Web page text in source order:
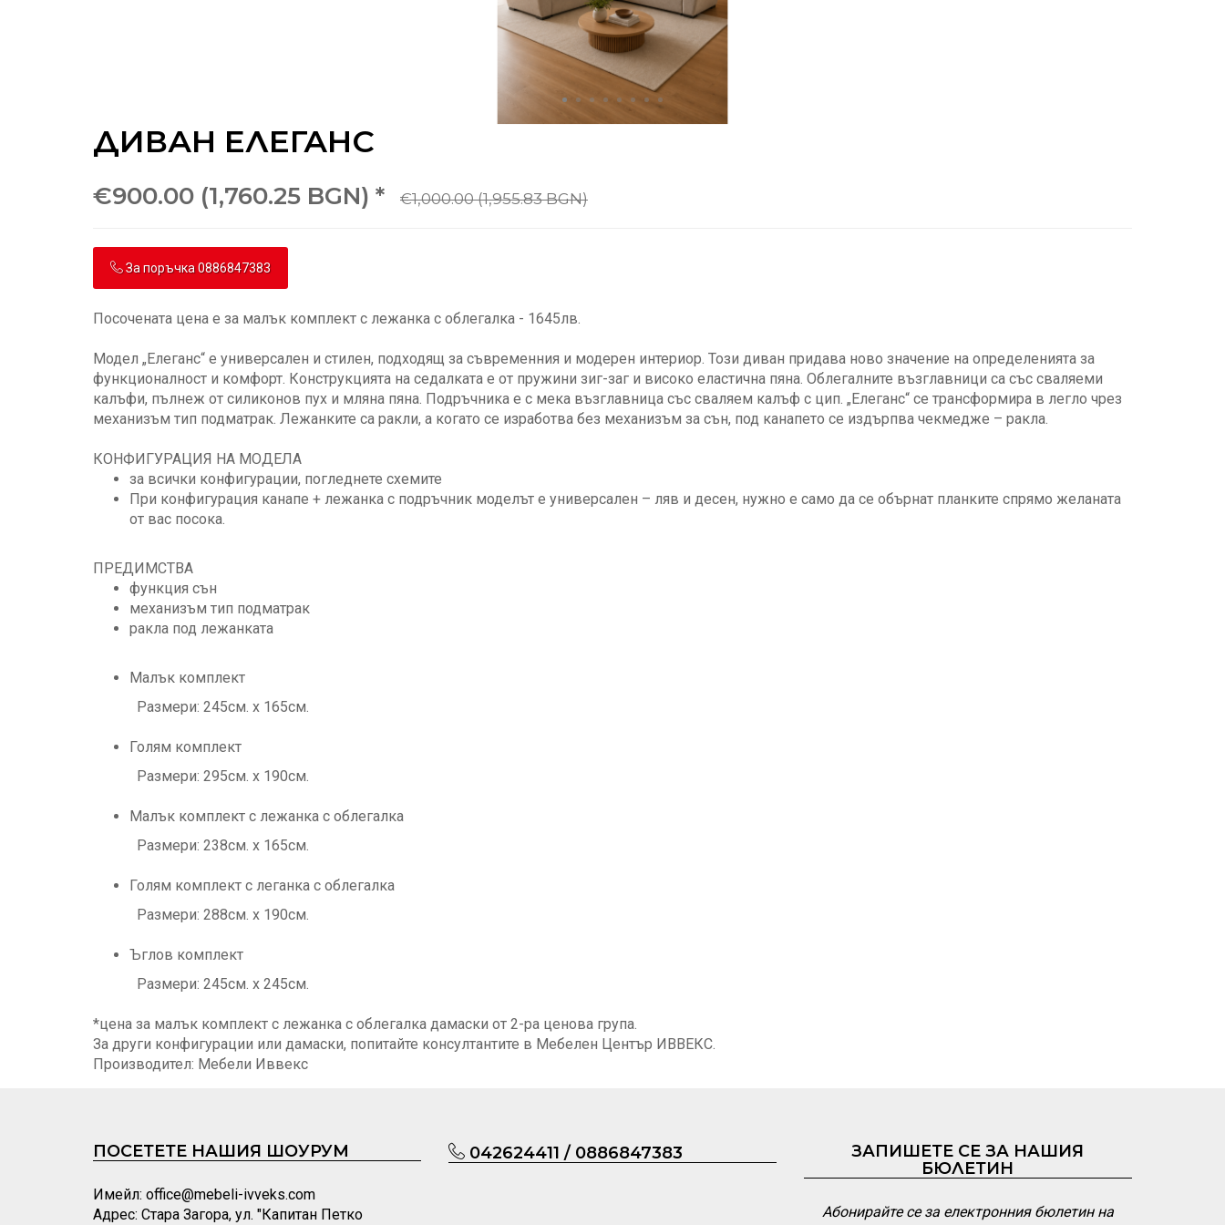
ДИВАН ЕЛЕГАНС
€900.00 (1,760.25 BGN) * €1,000.00 (1,955.83 BGN)
За поръчка 0886847383
Посочената цена е за малък комплект с лежанка с облегалка - 1645лв.
Модел „Елеганс“ е универсален и стилен, подходящ за съвременния и модерен интериор. Този диван придава ново значение на определенията за
функционалност и комфорт. Конструкцията на седалката е от пружини зиг-заг и високо еластична пяна. Облегалните възглавници са със сваляеми
калъфи, пълнеж от силиконов пух и мляна пяна. Подръчника е с мека възглавница със сваляем калъф с цип. „Елеганс“ се трансформира в легло чрез
механизъм тип подматрак. Лежанките са ракли, а когато се изработва без механизъм за сън, под канапето се издърпва чекмедже – ракла.
КОНФИГУРАЦИЯ НА МОДЕЛА
за всички конфигурации, погледнете схемите
При конфигурация канапе + лежанка с подръчник моделът е универсален – ляв и десен, нужно е само да се обърнат планките спрямо желаната
от вас посока.
ПРЕДИМСТВА
функция сън
механизъм тип подматрак
ракла под лежанката
Малък комплект
Размери: 245см. х 165см.
Голям комплект
Размери: 295см. х 190см.
Малък комплект с лежанка с облегалка
Размери: 238см. х 165см.
Голям комплект с леганка с облегалка
Размери: 288см. х 190см.
Ъглов комплект
Размери: 245см. х 245см.
*цена за малък комплект с лежанка с облегалка дамаски от 2-ра ценова група.
За други конфигурации или дамаски, попитайте консултантите в Мебелен Център ИВВЕКС.
Производител: Мебели Иввекс
ПОСЕТЕТЕ НАШИЯ ШОУРУМ
Имейл: office@mebeli-ivveks.com
Адрес: Стара Загора, ул. "Капитан Петко
042624411 / 0886847383
ЗАПИШЕТЕ СЕ ЗА НАШИЯ
БЮЛЕТИН
Абонирайте се за електронния бюлетин на